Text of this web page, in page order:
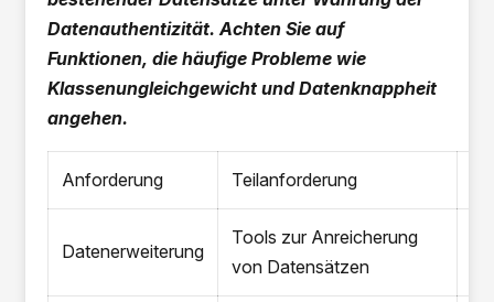
Datenauthentizität. Achten Sie auf
Funktionen, die häufige Probleme wie
Klassenungleichgewicht und Datenknappheit
angehen.
Anforderung Teilanforderung
Datenerweiterung
Tools zur Anreicherung
von Datensätzen